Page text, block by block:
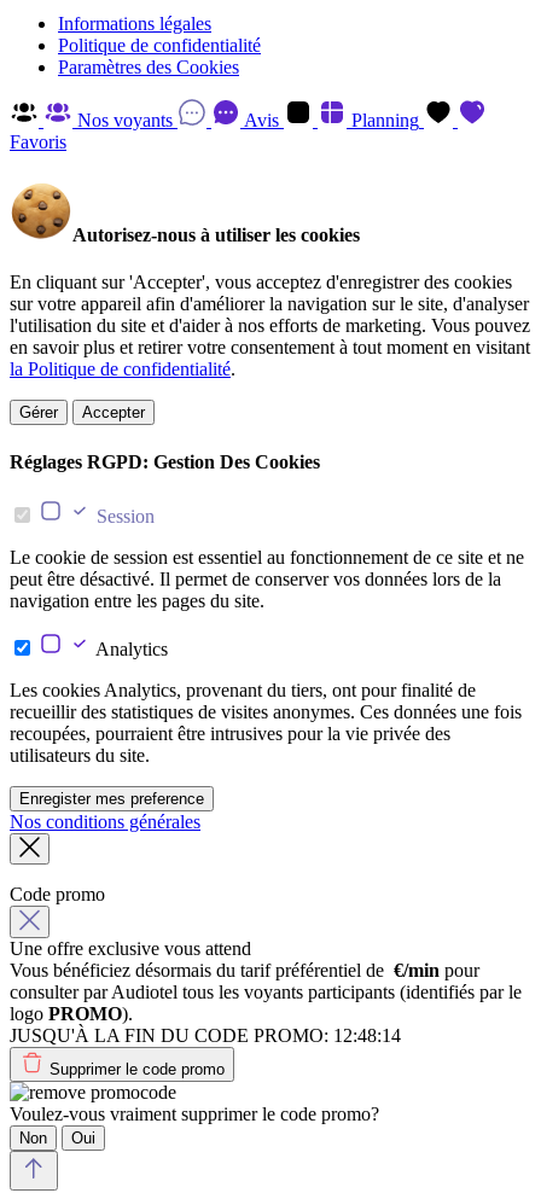
Informations légales
Politique de confidentialité
Paramètres des Cookies
Nos voyants Avis
Planning
Favoris
Autorisez-nous à utiliser les cookies
En cliquant sur 'Accepter', vous acceptez d'enregistrer des cookies
sur votre appareil afin d'améliorer la navigation sur le site, d'analyser
l'utilisation du site et d'aider à nos efforts de marketing. Vous pouvez
en savoir plus et retirer votre consentement à tout moment en visitant
la Politique de confidentialité.
Gérer Accepter
Réglages RGPD: Gestion Des Cookies
Session
Le cookie de session est essentiel au fonctionnement de ce site et ne
peut être désactivé. Il permet de conserver vos données lors de la
navigation entre les pages du site.
Analytics
Les cookies Analytics, provenant du tiers, ont pour finalité de
recueillir des statistiques de visites anonymes. Ces données une fois
recoupées, pourraient être intrusives pour la vie privée des
utilisateurs du site.
Enregister mes preference
Nos conditions générales
Code promo
Une offre exclusive vous attend
Vous bénéficiez désormais du tarif préférentiel de €/min pour
consulter par Audiotel tous les voyants participants (identifiés par le
logo PROMO).
JUSQU'À LA FIN DU CODE PROMO: 12:48:14
Supprimer le code promo
Voulez-vous vraiment supprimer le code promo?
Non Oui